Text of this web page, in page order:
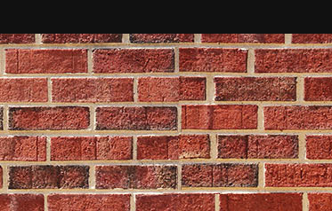
Məhkəmələr
Notariuslar
Prokurorluqlar